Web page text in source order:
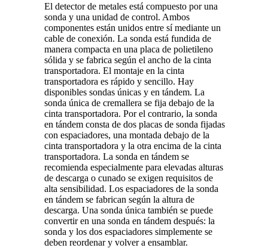
El detector de metales está compuesto por una
sonda y una unidad de control. Ambos
componentes están unidos entre sí mediante un
cable de conexión. La sonda está fundida de
manera compacta en una placa de polietileno
sólida y se fabrica según el ancho de la cinta
transportadora. El montaje en la cinta
transportadora es rápido y sencillo. Hay
disponibles sondas únicas y en tándem. La
sonda única de cremallera se fija debajo de la
cinta transportadora. Por el contrario, la sonda
en tándem consta de dos placas de sonda fijadas
con espaciadores, una montada debajo de la
cinta transportadora y la otra encima de la cinta
transportadora. La sonda en tándem se
recomienda especialmente para elevadas alturas
de descarga o cunado se exigen requisitos de
alta sensibilidad. Los espaciadores de la sonda
en tándem se fabrican según la altura de
descarga. Una sonda única también se puede
convertir en una sonda en tándem después: la
sonda y los dos espaciadores simplemente se
deben reordenar y volver a ensamblar.